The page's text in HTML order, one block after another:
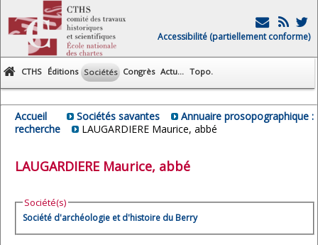
Accessibilité (partiellement conforme)
CTHS Éditions Sociétés Congrès Actu... Topo.
Accueil Sociétés savantes
Annuaire prosopographique :
recherche
LAUGARDIERE Maurice, abbé
LAUGARDIERE Maurice, abbé
Société(s)
Société d'archéologie et d'histoire du Berry